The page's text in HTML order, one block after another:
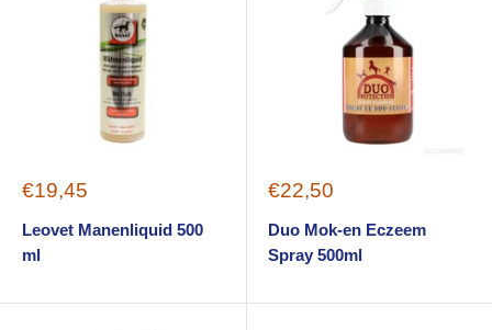
Sale
€19,45
Leovet Manenliquid 500
ml
Sale
€22,50
Duo Mok-en Eczeem
Spray 500ml